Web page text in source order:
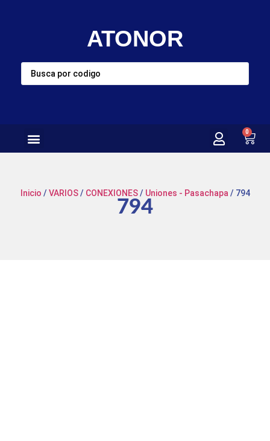
ATONOR
0
Inicio / VARIOS/ CONEXIONES/ Uniones - Pasachapa / 794
794